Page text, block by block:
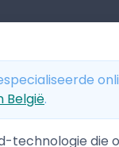
België.
technologie die